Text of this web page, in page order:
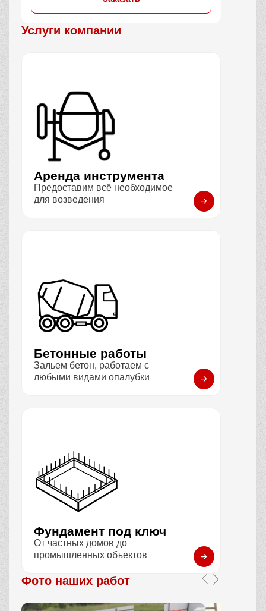
Услуги компании
Аренда инструмента
Предоставим всё необходимое
для возведения
Бетонные работы
Зальем бетон, работаем с
любыми видами опалубки
Фундамент под ключ
От частных домов до
промышленных объектов
Фото наших работ